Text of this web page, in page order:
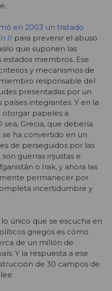
en 2003 un tratado
II para prevenir el abuso
que suponen las
miembros. Ese
y mecanismos de
responsable del
presentadas por un
integrantes. Y en la
otorgar papeles a
sea, Grecia, que debería
se ha convertido en un
de perseguidos por las
guerras injustas e
o Irak, y ahora las
permanecer por
incertidumbre y
único que se escucha en
griegos es cómo
de un millón de
Y la respuesta a ese
de 30 campos de